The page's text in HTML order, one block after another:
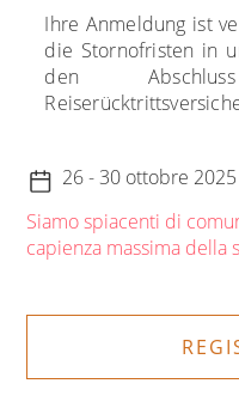
Ihre Anmeldung ist
die Stornofristen in
den
26 - 30 ottobre 2025
Siamo spiacenti di
capienza massima della